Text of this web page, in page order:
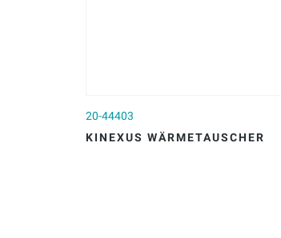
20-44403
KINEXUS WÄRMETAUSCHER